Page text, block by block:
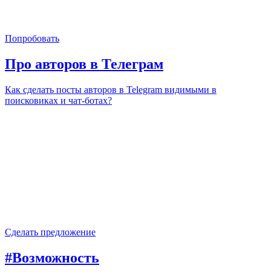
Попробовать
Про авторов в Телеграм
Как сделать посты авторов в Telegram видимыми в
поисковиках и чат‑ботах?
Сделать предложение
#Возможность